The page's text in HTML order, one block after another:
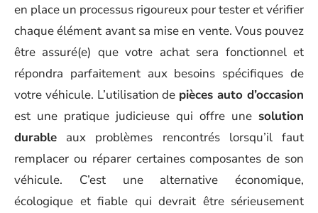
en place un processus rigoureux pour tester et vérifier
chaque élément avant sa mise en vente. Vous pouvez
être assuré(e) que votre achat sera fonctionnel et
répondra parfaitement aux besoins spécifiques de
votre véhicule. L’utilisation de pièces auto d’occasion
est une pratique judicieuse qui offre une solution
durable aux problèmes rencontrés lorsqu’il faut
remplacer ou réparer certaines composantes de son
véhicule. C’est une alternative économique,
écologique et fiable qui devrait être sérieusement